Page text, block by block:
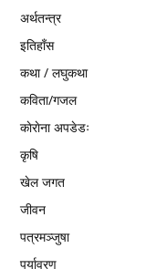
अर्थतन्त्र
इतिहाँस
कथा / लघुकथा
कविता/गजल
काेराेना अपडेडः
कृषि
खेल जगत
जीवन
पत्रमञ्जुषा
पर्यावरण